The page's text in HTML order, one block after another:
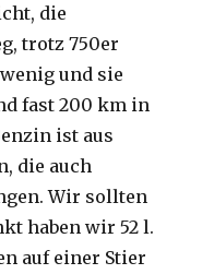
die
trotz 750er
und sie
fast 200 km in
ist aus
die auch
Wir sollten
haben wir 52 l.
auf einer Stier